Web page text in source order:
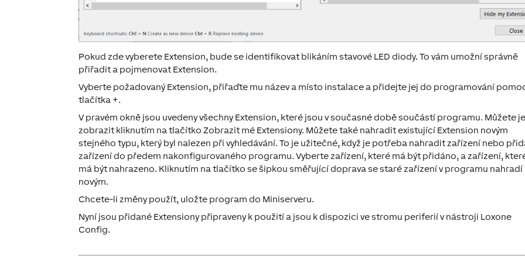
Pokud zde vyberete Extension, bude se identifikovat blikáním stavové LED diody. To vám umožní správně
přiřadit a pojmenovat Extension.
Vyberte požadovaný Extension, přiřaďte mu název a místo instalace a přidejte jej do programování
tlačítka +.
V pravém okně jsou uvedeny všechny Extension, které jsou v současné době součástí programu. Můžete
zobrazit kliknutím na tlačítkoZobrazit mé Extensiony. Můžete také nahradit existující Extension novým
stejného typu, který byl nalezen při vyhledávání. To je užitečné, když je potřeba nahradit zařízení nebo
zařízení do předem nakonfigurovaného programu. Vyberte zařízení, které má být přidáno, a zařízení,
má být nahrazeno. Kliknutím na tlačítko se šipkou směřující doprava se staré zařízení v programu nahradí
novým.
Chcete-li změny použít, uložte program do Miniserveru.
Nyní jsou přidané Extensiony připraveny k použití a jsou k dispozici ve stromu periferií v nástroji Loxone
Config.